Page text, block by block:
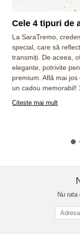
Cele 4 tipuri de
La SaraTremo,
special, care să
transmiți. De aceea,
elegante, potrivite
premium. Află mai
un cadou memorabil!
Citeste mai mult
Nu rata